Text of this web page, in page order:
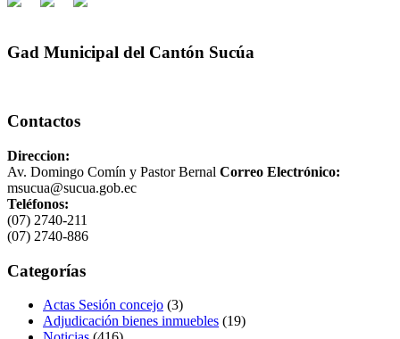
Gad Municipal del Cantón Sucúa
Contactos
Direccion:
Av. Domingo Comín y Pastor Bernal Correo Electrónico:
msucua@sucua.gob.ec
Teléfonos:
(07) 2740-211
(07) 2740-886
Categorías
Actas Sesión concejo (3)
Adjudicación bienes inmuebles (19)